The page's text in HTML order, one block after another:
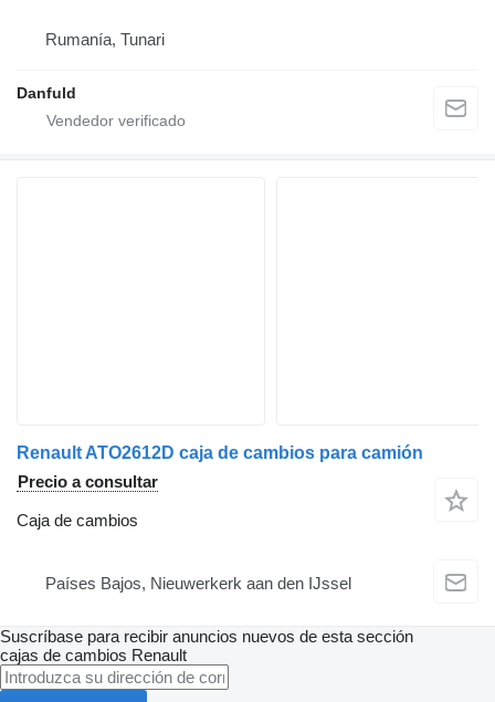
Rumanía, Tunari
Danfuld
Renault ATO2612D caja de cambios para camión
Precio a consultar
Caja de cambios
Países Bajos, Nieuwerkerk aan den IJssel
Suscríbase para recibir anuncios nuevos de esta sección
cajas de cambios Renault